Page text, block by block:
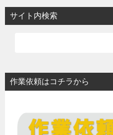
サイト内検索
作業依頼はコチラから